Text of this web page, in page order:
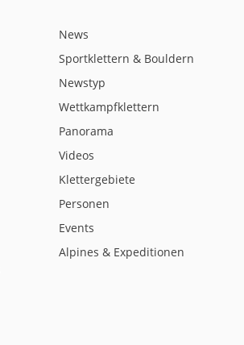
News
Sportklettern & Bouldern
Newstyp
Wettkampfklettern
Panorama
Videos
Klettergebiete
Personen
Events
Alpines & Expeditionen